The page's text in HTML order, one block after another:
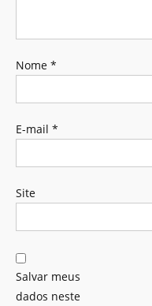
Nome *
E-mail *
Site
Salvar meus
dados neste